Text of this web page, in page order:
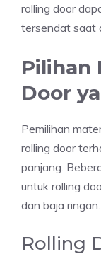
rolling door
tersendat saat
Pilihan
Door
Pemilihan
rolling door
panjang.
untuk rolling
dan baja ringan.
Rolling